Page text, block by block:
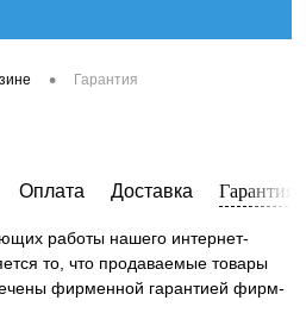
• Гарантия
Оплата Доставка Гарантия
работы нашего интернет-
то, что продаваемые товары
фирменной гарантией фирм-